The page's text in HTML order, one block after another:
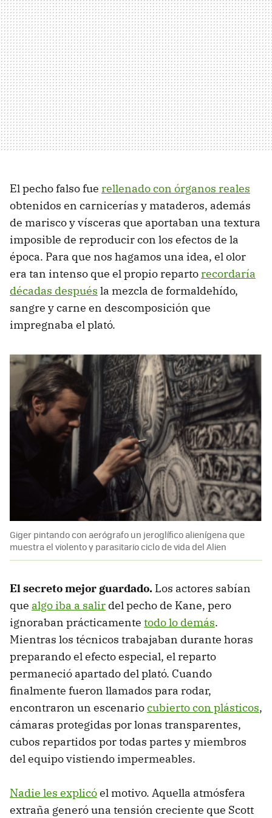
El pecho falso fue rellenado con órganos reales
obtenidos en carnicerías y mataderos, además
de marisco y vísceras que aportaban una textura
imposible de reproducir con los efectos de la
época. Para que nos hagamos una idea, el olor
era tan intenso que el propio repartorecordaría
décadas después la mezcla de formaldehído,
sangre y carne en descomposición que
impregnaba el plató.
Giger pintando con aerógrafo un jeroglífico alienígena que
muestra el violento y parasitario ciclo de vida del Alien
El secreto mejor guardado. Los actores sabían
que algo iba a salir del pecho de Kane, pero
ignoraban prácticamente todo lo demás.
Mientras los técnicos trabajaban durante horas
preparando el efecto especial, el reparto
permaneció apartado del plató. Cuando
finalmente fueron llamados para rodar,
encontraron un escenariocubierto con plásticos,
cámaras protegidas por lonas transparentes,
cubos repartidos por todas partes y miembros
del equipo vistiendo impermeables.
Nadie les explicóel motivo. Aquella atmósfera
extraña generó una tensión creciente que Scott